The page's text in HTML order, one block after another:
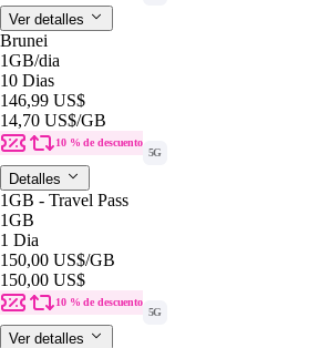
Ver detalles
Brunei
1GB/dia
10 Dias
146,99 US$
14,70 US$/GB
10 % de descuento
5G
Detalles
1GB - Travel Pass
1GB
1 Dia
150,00 US$/GB
150,00 US$
10 % de descuento
5G
Ver detalles